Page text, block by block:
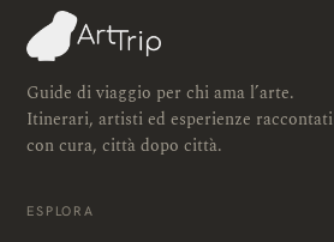
Guide di viaggio per chi ama l’arte.
Itinerari, artisti ed esperienze raccontati
con cura, città dopo città.
ESPLORA